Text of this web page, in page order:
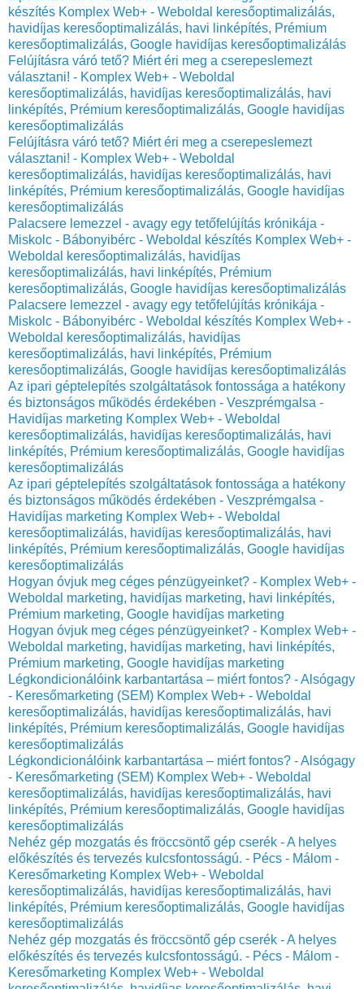
készítés Komplex Web+ - Weboldal keresőoptimalizálás,
havidíjas keresőoptimalizálás, havi linképítés, Prémium
keresőoptimalizálás, Google havidíjas keresőoptimalizálás
Felújításra váró tető? Miért éri meg a cserepeslemezt
választani! - Komplex Web+ - Weboldal
keresőoptimalizálás, havidíjas keresőoptimalizálás, havi
linképítés, Prémium keresőoptimalizálás, Google havidíjas
keresőoptimalizálás
Felújításra váró tető? Miért éri meg a cserepeslemezt
választani! - Komplex Web+ - Weboldal
keresőoptimalizálás, havidíjas keresőoptimalizálás, havi
linképítés, Prémium keresőoptimalizálás, Google havidíjas
keresőoptimalizálás
Palacsere lemezzel - avagy egy tetőfelújítás krónikája -
Miskolc - Bábonyibérc - Weboldal készítés Komplex Web+ -
Weboldal keresőoptimalizálás, havidíjas
keresőoptimalizálás, havi linképítés, Prémium
keresőoptimalizálás, Google havidíjas keresőoptimalizálás
Palacsere lemezzel - avagy egy tetőfelújítás krónikája -
Miskolc - Bábonyibérc - Weboldal készítés Komplex Web+ -
Weboldal keresőoptimalizálás, havidíjas
keresőoptimalizálás, havi linképítés, Prémium
keresőoptimalizálás, Google havidíjas keresőoptimalizálás
Az ipari géptelepítés szolgáltatások fontossága a hatékony
és biztonságos működés érdekében - Veszprémgalsa -
Havidíjas marketing Komplex Web+ - Weboldal
keresőoptimalizálás, havidíjas keresőoptimalizálás, havi
linképítés, Prémium keresőoptimalizálás, Google havidíjas
keresőoptimalizálás
Az ipari géptelepítés szolgáltatások fontossága a hatékony
és biztonságos működés érdekében - Veszprémgalsa -
Havidíjas marketing Komplex Web+ - Weboldal
keresőoptimalizálás, havidíjas keresőoptimalizálás, havi
linképítés, Prémium keresőoptimalizálás, Google havidíjas
keresőoptimalizálás
Hogyan óvjuk meg céges pénzügyeinket? - Komplex Web+ -
Weboldal marketing, havidíjas marketing, havi linképítés,
Prémium marketing, Google havidíjas marketing
Hogyan óvjuk meg céges pénzügyeinket? - Komplex Web+ -
Weboldal marketing, havidíjas marketing, havi linképítés,
Prémium marketing, Google havidíjas marketing
Légkondicionálóink karbantartása – miért fontos? - Alsógagy
- Keresőmarketing (SEM) Komplex Web+ - Weboldal
keresőoptimalizálás, havidíjas keresőoptimalizálás, havi
linképítés, Prémium keresőoptimalizálás, Google havidíjas
keresőoptimalizálás
Légkondicionálóink karbantartása – miért fontos? - Alsógagy
- Keresőmarketing (SEM) Komplex Web+ - Weboldal
keresőoptimalizálás, havidíjas keresőoptimalizálás, havi
linképítés, Prémium keresőoptimalizálás, Google havidíjas
keresőoptimalizálás
Nehéz gép mozgatás és fröccsöntő gép cserék - A helyes
előkészítés és tervezés kulcsfontosságú. - Pécs - Málom -
Keresőmarketing Komplex Web+ - Weboldal
keresőoptimalizálás, havidíjas keresőoptimalizálás, havi
linképítés, Prémium keresőoptimalizálás, Google havidíjas
keresőoptimalizálás
Nehéz gép mozgatás és fröccsöntő gép cserék - A helyes
előkészítés és tervezés kulcsfontosságú. - Pécs - Málom -
Keresőmarketing Komplex Web+ - Weboldal